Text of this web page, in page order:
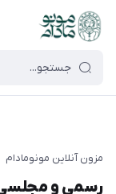
9oGygsJEdAZik
مزون آنلاین مونومادام
رسمی و